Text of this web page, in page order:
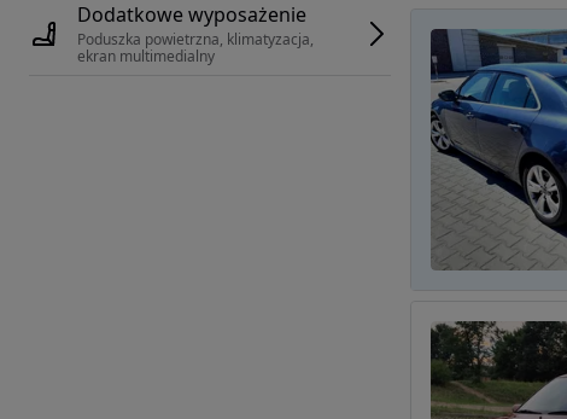
Dodatkowe wyposażenie
Poduszka powietrzna, klimatyzacja,
ekran multimedialny